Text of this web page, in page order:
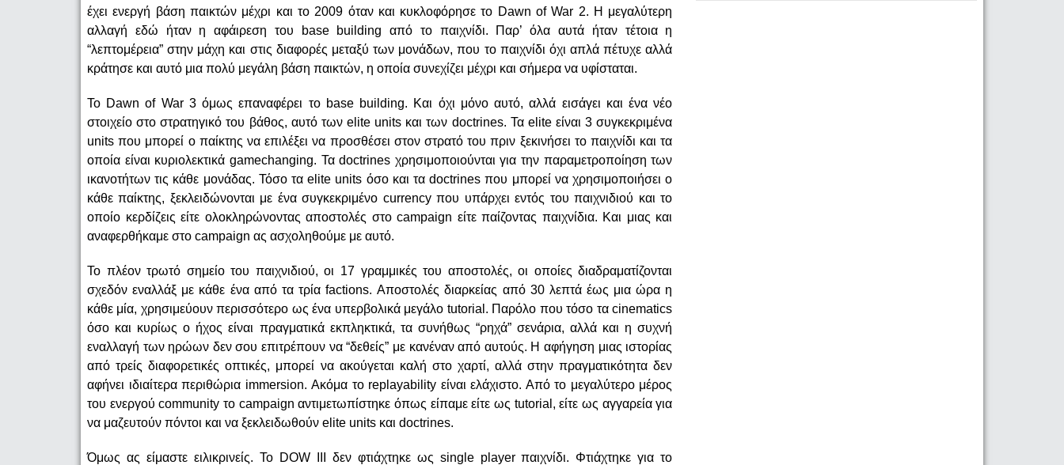
έχει ενεργή βάση παικτών μέχρι και το 2009 όταν και κυκλοφόρησε το Dawn of War 2. Η μεγαλύτερη
αλλαγή εδώ ήταν η αφάιρεση του base building από το παιχνίδι. Παρ’ όλα αυτά ήταν τέτοια η
“λεπτομέρεια” στην μάχη και στις διαφορές μεταξύ των μονάδων, που το παιχνίδι όχι απλά πέτυχε αλλά
κράτησε και αυτό μια πολύ μεγάλη βάση παικτών, η οποία συνεχίζει μέχρι και σήμερα να υφίσταται.
Το Dawn of War 3 όμως επαναφέρει το base building. Και όχι μόνο αυτό, αλλά εισάγει και ένα νέο
στοιχείο στο στρατηγικό του βάθος, αυτό των elite units και των doctrines. Τα elite είναι 3 συγκεκριμένα
units που μπορεί ο παίκτης να επιλέξει να προσθέσει στον στρατό του πριν ξεκινήσει το παιχνίδι και τα
οποία είναι κυριολεκτικά gamechanging. Τα doctrines χρησιμοποιούνται για την παραμετροποίηση των
ικανοτήτων τις κάθε μονάδας. Τόσο τα elite units όσο και τα doctrines που μπορεί να χρησιμοποιήσει ο
κάθε παίκτης, ξεκλειδώνονται με ένα συγκεκριμένο currency που υπάρχει εντός του παιχνιδιού και το
οποίο κερδίζεις είτε ολοκληρώνοντας αποστολές στο campaign είτε παίζοντας παιχνίδια. Και μιας και
αναφερθήκαμε στο campaign ας ασχοληθούμε με αυτό.
Το πλέον τρωτό σημείο του παιχνιδιού, οι 17 γραμμικές του αποστολές, οι οποίες διαδραματίζονται
σχεδόν εναλλάξ με κάθε ένα από τα τρία factions. Αποστολές διαρκείας από 30 λεπτά έως μια ώρα η
κάθε μία, χρησιμεύουν περισσότερο ως ένα υπερβολικά μεγάλο tutorial. Παρόλο που τόσο τα cinematics
όσο και κυρίως ο ήχος είναι πραγματικά εκπληκτικά, τα συνήθως “ρηχά” σενάρια, αλλά και η συχνή
εναλλαγή των ηρώων δεν σου επιτρέπουν να “δεθείς” με κανέναν από αυτούς. Η αφήγηση μιας ιστορίας
από τρείς διαφορετικές οπτικές, μπορεί να ακούγεται καλή στο χαρτί, αλλά στην πραγματικότητα δεν
αφήνει ιδιαίτερα περιθώρια immersion. Ακόμα το replayability είναι ελάχιστο. Από το μεγαλύτερο μέρος
του ενεργού community το campaign αντιμετωπίστηκε όπως είπαμε είτε ως tutorial, είτε ως αγγαρεία για
να μαζευτούν πόντοι και να ξεκλειδωθούν elite units και doctrines.
Όμως ας είμαστε ειλικρινείς. Το DOW III δεν φτιάχτηκε ως single player παιχνίδι. Φτιάχτηκε για το